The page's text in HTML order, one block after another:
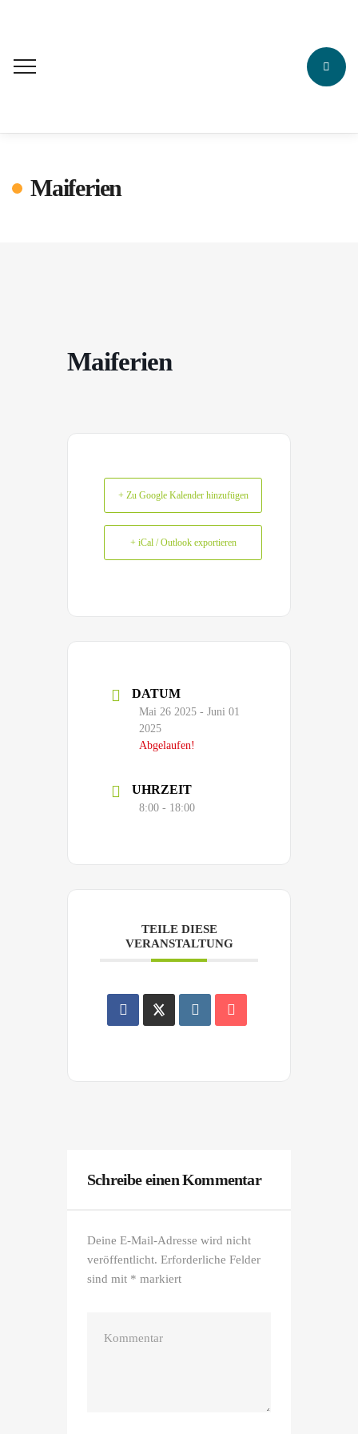
Maiferien
Maiferien
+ Zu Google Kalender hinzufügen
+ iCal / Outlook exportieren
DATUM
Mai 26 2025 - Juni 01
2025
Abgelaufen!
UHRZEIT
8:00 - 18:00
TEILE DIESE
VERANSTALTUNG
Schreibe einen Kommentar
Deine E-Mail-Adresse wird nicht
veröffentlicht. Erforderliche Felder
sind mit * markiert